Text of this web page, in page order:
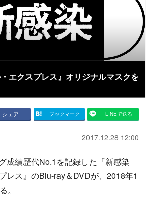
エクスプレス』オリジナルマスクを
シェア ブックマーク LINEで送る
2017.12.28 12:00
成績歴代No.1を記録した『新感染
レス』のBlu-ray＆DVDが、2018年1
。